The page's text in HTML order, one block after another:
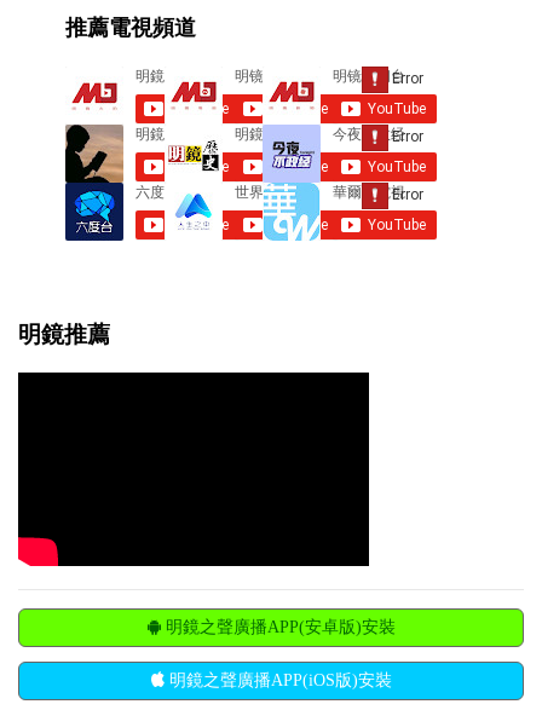
n
t
s
推薦電視頻道
明鏡推薦
明鏡之聲廣播APP(安卓版)安裝
明鏡之聲廣播APP(iOS版)安裝